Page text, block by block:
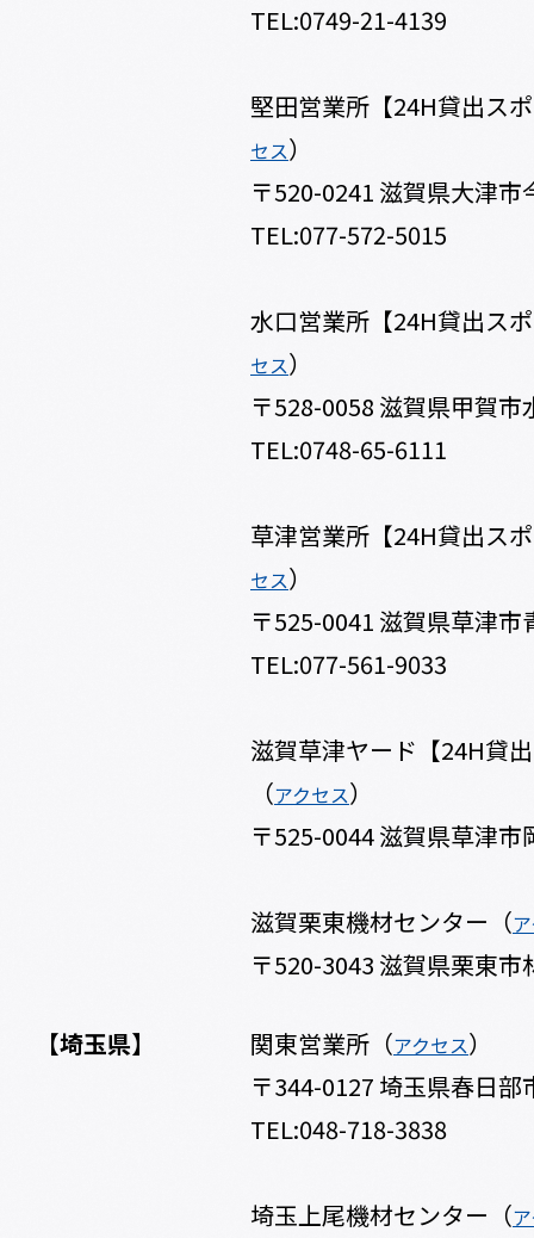
TEL:0749-21-4139
堅田営業所【24H貸出ス
セス）
〒520-0241 滋賀県大津市
TEL:077-572-5015
水口営業所【24H貸出ス
セス）
〒528-0058 滋賀県甲賀
TEL:0748-65-6111
草津営業所【24H貸出ス
セス）
〒525-0041 滋賀県草津市
TEL:077-561-9033
滋賀草津ヤード【24H貸
（アクセス）
〒525-0044 滋賀県草津
滋賀栗東機材センター（
〒520-3043 滋賀県栗東市
【埼玉県】 関東営業所（アクセス）
〒344-0127 埼玉県春日部
TEL:048-718-3838
埼玉上尾機材センター（